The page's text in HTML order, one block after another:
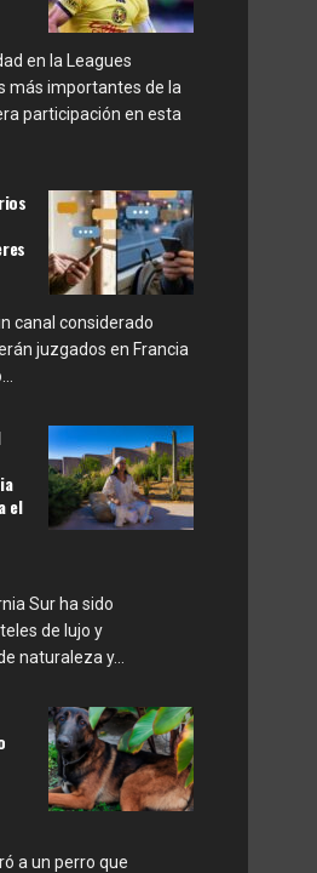
en la Leagues
más importantes de la
participación en esta
canal considerado
juzgados en Francia
el
Sur ha sido
de lujo y
naturaleza y...
a un perro que